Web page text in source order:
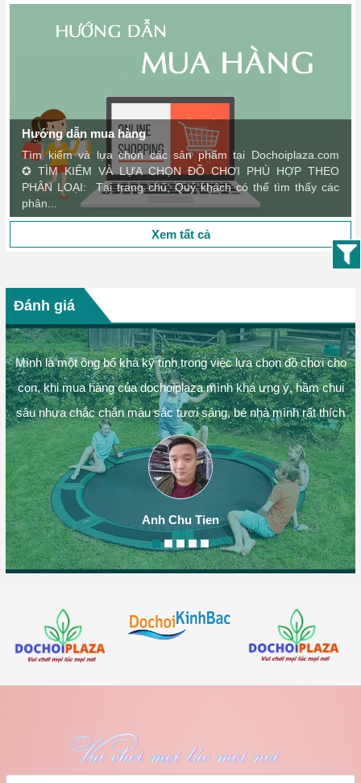
khỏe, duy trì hiệu quả tập luyện và sự thoải mái tuyệt đối cho cơ thể.
Hãy để chúng tôi đồng hành cùng bạn trong mỗi buổi tập luyện và
Hướng dẫn mua hàng
Tìm kiếm và lựa chọn các sản phẩm tại Dochoiplaza.com
✪ TÌM KIẾM VÀ LỰA CHỌN ĐỒ CHƠI PHÙ HỢP THEO
PHÂN LOẠI: Tại trang chủ, Quý khách có thể tìm thấy các
phân...
Xem tất cả
Đánh giá
Mình là một ông bố khá kỹ tính trong việc lựa chọn đồ chơi cho
con, khi mua hàng của dochoiplaza mình khá ưng ý, hầm chui
sâu nhựa chắc chắn màu sắc tươi sáng, bé nhà mình rất thích
Anh Chu Tien